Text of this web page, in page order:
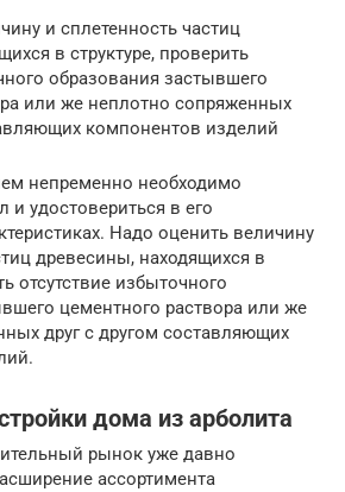
и сплетенность частиц
в структуре, проверить
образования застывшего
или же неплотно сопряженных
компонентов изделий
непременно необходимо
и удостовериться в его
Надо оценить величину
древесины, находящихся в
отсутствие избыточного
цементного раствора или же
друг с другом составляющих
дома из арболита
рынок уже давно
ассортимента